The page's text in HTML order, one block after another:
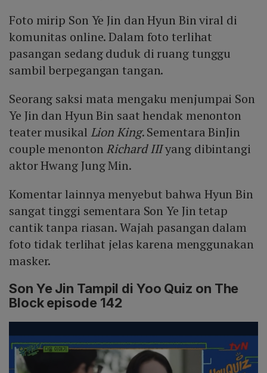
Foto mirip Son Ye Jin dan Hyun Bin viral di
komunitas online. Dalam foto terlihat
pasangan sedang duduk di ruang tunggu
sambil berpegangan tangan.
Seorang saksi mata mengaku menjumpai Son
Ye Jin dan Hyun Bin saat hendak menonton
teater musikal Lion King. Sementara BinJin
couple menonton Richard IIIyang dibintangi
aktor Hwang Jung Min.
Komentar lainnya menyebut bahwa Hyun Bin
sangat tinggi sementara Son Ye Jin tetap
cantik tanpa riasan. Wajah pasangan dalam
foto tidak terlihat jelas karena menggunakan
masker.
Son Ye Jin Tampil di Yoo Quiz on The
Block episode 142